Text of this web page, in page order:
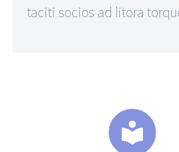
taciti socios ad litora

